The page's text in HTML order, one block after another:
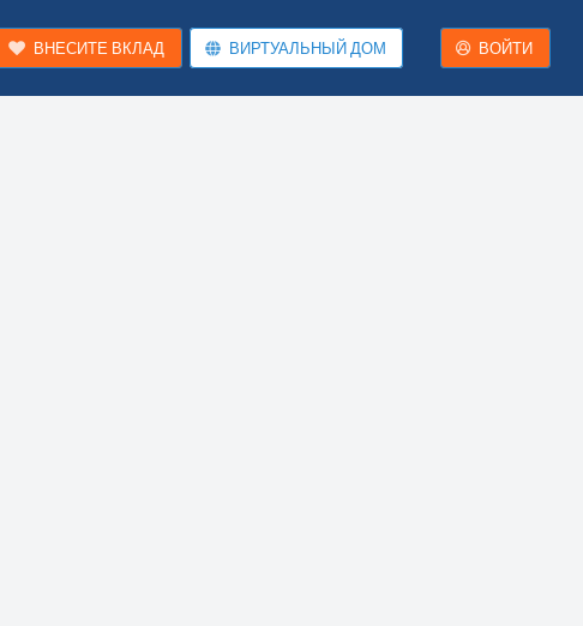
ВНЕСИТЕ ВКЛАД ВИРТУАЛЬНЫЙ ДОМ ВОЙТИ